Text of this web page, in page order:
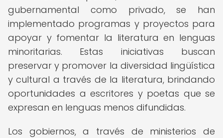
gubernamental como privado, se han
implementado programas y proyectos para
apoyar y fomentar la literatura en lenguas
minoritarias. Estas iniciativas buscan
preservar y promover la diversidad lingüística
y cultural a través de la literatura, brindando
oportunidades a escritores y poetas que se
expresan en lenguas menos difundidas.
Los gobiernos, a través de ministerios de